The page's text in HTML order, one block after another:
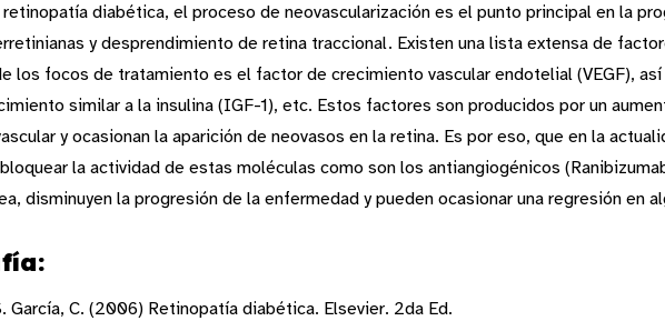
retinopatía diabética, el proceso de neovascularización es el punto principal en la
y desprendimiento de retina traccional. Existen una lista extensa de
los focos de tratamiento es el factor de crecimiento vascular endotelial (VEGF),
similar a la insulina (IGF-1), etc. Estos factores son producidos por un
y ocasionan la aparición de neovasos en la retina. Es por eso, que en la
la actividad de estas moléculas como son los antiangiogénicos
disminuyen la progresión de la enfermedad y pueden ocasionar una regresión en
García, C. (2006) Retinopatía diabética. Elsevier. 2da Ed.